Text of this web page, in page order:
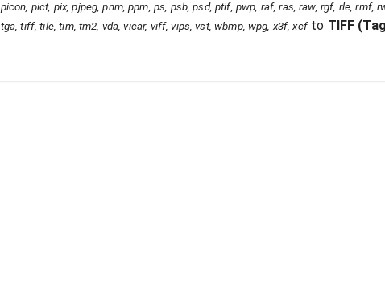
picon, pict, pix, pjpeg, pnm, ppm, ps, psb, psd, ptif, pwp, raf, ras, raw, rgf, rle, rmf,
tga, tiff, tile, tim, tm2, vda, vicar, viff, vips, vst, wbmp, wpg, x3f, xcfto TIFF (